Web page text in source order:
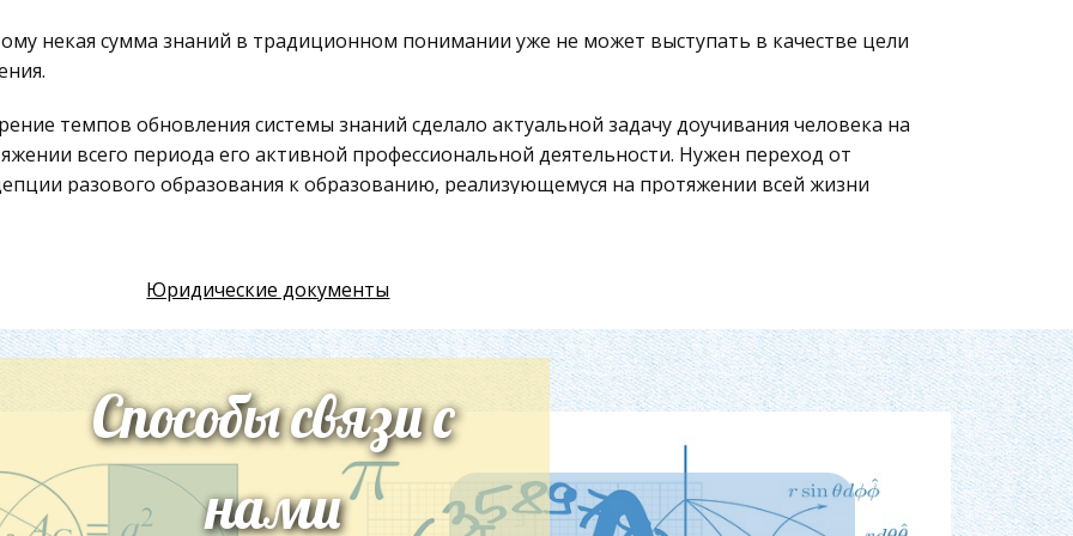
некая сумма знаний в традиционном понимании уже не может выступать в качестве цели
темпов обновления системы знаний сделало актуальной задачу доучивания человека на
всего периода его активной профессиональной деятельности. Нужен переход от
разового образования к образованию, реализующемуся на протяжении всей жизни
но и формирование у него уровня образованности, дающего возможность
к новым видам деятельности и соответствующим им средствам коммуникации.
место в системе непрерывного образования принадлежит и последипломному обучению.
деятельность осуществляет сеть постоянно структурно изменяющихся
и частных учебных заведений, что является объективной необходимостью
этапа научно-технической революции.
Юридические документы
Способы связи с
нами